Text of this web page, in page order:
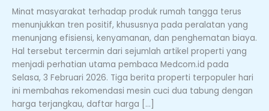
Minat masyarakat terhadap produk rumah tangga terus
menunjukkan tren positif, khususnya pada peralatan yang
menunjang efisiensi, kenyamanan, dan penghematan biaya.
Hal tersebut tercermin dari sejumlah artikel properti yang
menjadi perhatian utama pembaca Medcom.id pada
Selasa, 3 Februari 2026. Tiga berita properti terpopuler hari
ini membahas rekomendasi mesin cuci dua tabung dengan
harga terjangkau, daftar harga […]
Cuci
Tabung
hingga
Kulkas
Hitachi
Terbaru
2026